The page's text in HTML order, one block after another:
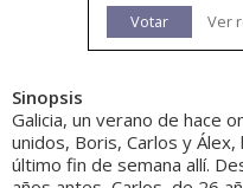
Votar Ver
Sinopsis
Galicia, un verano de hace
unidos, Boris, Carlos y
último fin de semana allí.